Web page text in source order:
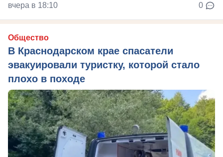
вчера в 18:10 0
Общество
В Краснодарском крае спасатели
эвакуировали туристку, которой стало
плохо в походе